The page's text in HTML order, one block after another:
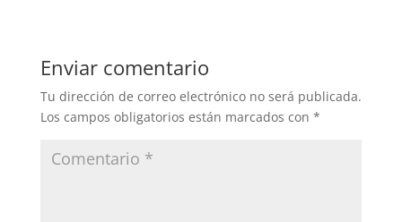
Enviar comentario
Tu dirección de correo electrónico no será publicada.
Los campos obligatorios están marcados con *